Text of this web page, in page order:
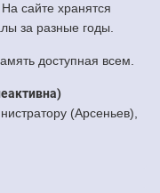
сайте хранятся
за разные годы.
доступная всем.
(Арсеньев),